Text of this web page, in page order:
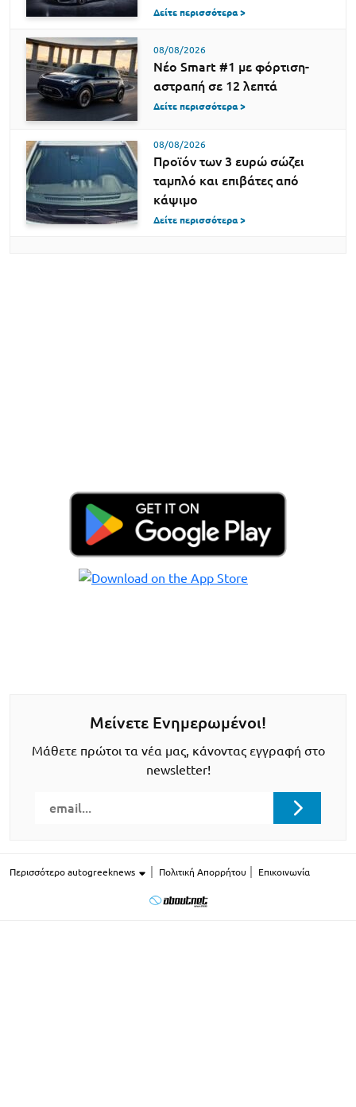
Δείτε περισσότερα >
08/08/2026
Νέο Smart #1 με φόρτιση-
αστραπή σε 12 λεπτά
Δείτε περισσότερα >
08/08/2026
Προϊόν των 3 ευρώ σώζει
ταμπλό και επιβάτες από
κάψιμο
Δείτε περισσότερα >
Μείνετε Ενημερωμένοι!
Μάθετε πρώτοι τα νέα μας, κάνοντας εγγραφή στο
newsletter!
Περισσότερο autogreeknews Πολιτική Απορρήτου Επικοινωνία